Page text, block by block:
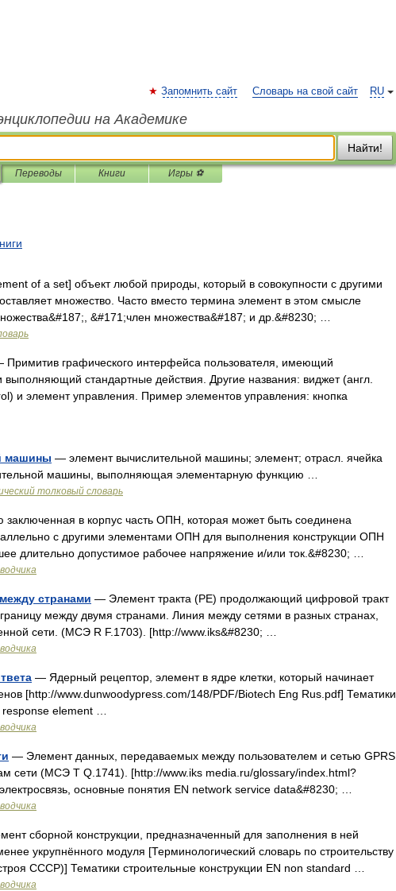
RU
Запомнить сайт Словарь на свой сайт
на Академике
Найти!
Переводы Книги Игры ⚽
of a set] объект любой природы, который в совокупности с другими
множество. Часто вместо термина элемент в этом смысле
&#171;член множества&#187; и др.&#8230; …
Примитив графического интерфейса пользователя, имеющий
стандартные действия. Другие названия: виджет (англ.
и элемент управления. Пример элементов управления: кнопка
машины — элемент вычислительной машины; элемент; отрасл. ячейка
машины, выполняющая элементарную функцию …
толковый словарь
в корпус часть ОПН, которая может быть соединена
с другими элементами ОПН для выполнения конструкции ОПН
длительно допустимое рабочее напряжение и/или ток.&#8230; …
странами — Элемент тракта (РЕ) продолжающий цифровой тракт
между двумя странами. Линия между сетями в разных странах,
сети. (МСЭ R F.1703). [http://www.iks&#8230; …
— Ядерный рецептор, элемент в ядре клетки, который начинает
[http://www.dunwoodypress.com/148/PDF/Biotech Eng Rus.pdf] Тематики
element …
— Элемент данных, передаваемых между пользователем и сетью GPRS
сети (МСЭ Т Q.1741). [http://www.iks media.ru/glossary/index.html?
основные понятия EN network service data&#8230; …
сборной конструкции, предназначенный для заполнения в ней
укрупнённого модуля [Терминологический словарь по строительству
СССР)] Тематики строительные конструкции EN non standard …